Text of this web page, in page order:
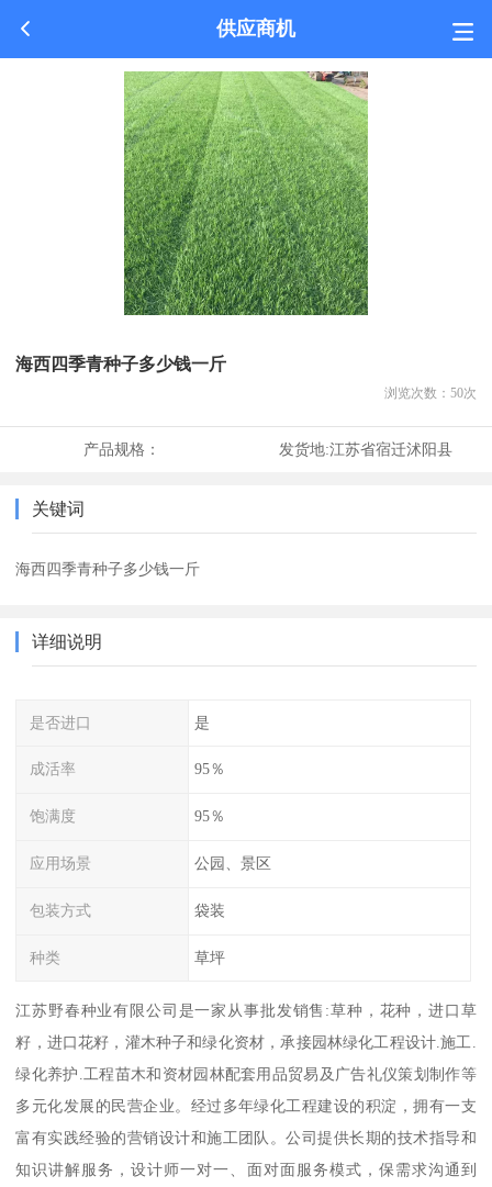
供应商机
海西四季青种子多少钱一斤
浏览次数： 50次
产品规格： 发货地:江苏省宿迁沭阳县
关键词
海西四季青种子多少钱一斤
详细说明
是否进口 是
成活率 95％
饱满度 95％
应用场景 公园、景区
包装方式 袋装
种类 草坪
江苏野春种业有限公司是一家从事批发销售:草种，花种，进口草
籽，进口花籽，灌木种子和绿化资材，承接园林绿化工程设计.施工.
绿化养护.工程苗木和资材园林配套用品贸易及广告礼仪策划制作等
多元化发展的民营企业。经过多年绿化工程建设的积淀，拥有一支
富有实践经验的营销设计和施工团队。公司提供长期的技术指导和
知识讲解服务，设计师一对一、面对面服务模式，保需求沟通到